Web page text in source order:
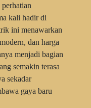
kali hadir di
ini menawarkan
dan harga
menjadi bagian
semakin terasa
sekadar
gaya baru